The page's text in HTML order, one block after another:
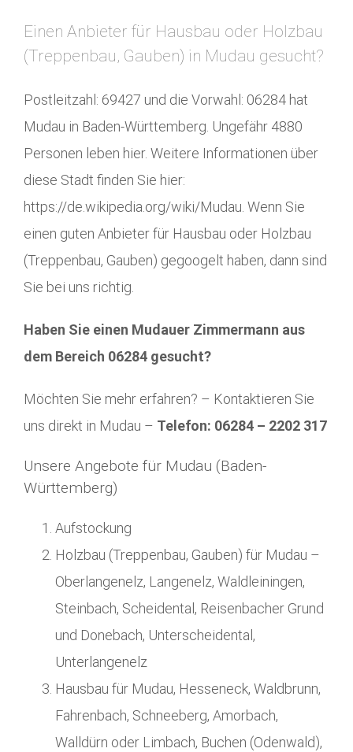
Einen Anbieter für Hausbau oder Holzbau
(Treppenbau, Gauben) in Mudau gesucht?
Postleitzahl: 69427 und die Vorwahl: 06284 hat
Mudau in Baden-Württemberg. Ungefähr 4880
Personen leben hier. Weitere Informationen über
diese Stadt finden Sie hier:
https://de.wikipedia.org/wiki/Mudau. Wenn Sie
einen guten Anbieter für Hausbau oder Holzbau
(Treppenbau, Gauben) gegoogelt haben, dann sind
Sie bei uns richtig.
Haben Sie einen Mudauer Zimmermann aus
dem Bereich 06284 gesucht?
Möchten Sie mehr erfahren? – Kontaktieren Sie
uns direkt in Mudau – Telefon: 06284 – 2202 317
Unsere Angebote für Mudau (Baden-
Württemberg)
Aufstockung
Holzbau (Treppenbau, Gauben) für Mudau –
Oberlangenelz, Langenelz, Waldleiningen,
Steinbach, Scheidental, Reisenbacher Grund
und Donebach, Unterscheidental,
Unterlangenelz
Hausbau für Mudau, Hesseneck, Waldbrunn,
Fahrenbach, Schneeberg, Amorbach,
Walldürn oder Limbach, Buchen (Odenwald),